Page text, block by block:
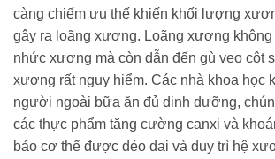
càng chiếm ưu thế khiến khối lượng
gây ra loãng xương. Loãng xương
nhức xương mà còn dẫn đến gù vẹo cột
xương rất nguy hiểm. Các nhà khoa học
người ngoài bữa ăn đủ dinh dưỡng,
các thực phẩm tăng cường canxi và
bảo cơ thể được dẻo dai và duy trì hệ